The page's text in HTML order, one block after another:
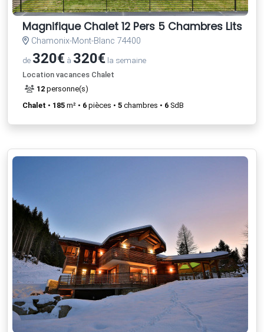
Magnifique Chalet 12 Pers 5 Chambres Lits
Chamonix-Mont-Blanc 74400
de 320€ à 320€ la semaine
Location vacances Chalet
12 personne(s)
Chalet • 185 m² • 6 pièces • 5 chambres • 6 SdB